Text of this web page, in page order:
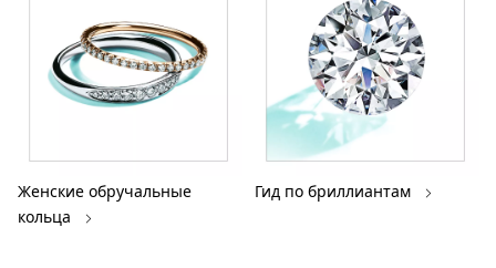
Женские обручальные
кольца
Гид по бриллиантам